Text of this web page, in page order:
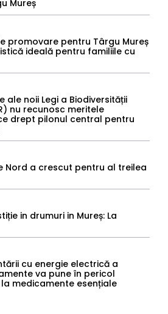
Mureș
promovare pentru Târgu Mureș
ideală pentru familiile cu
ale noii Legi a Biodiversității
nu recunosc meritele
drept pilonul central pentru
Nord a crescut pentru al treilea
in drumuri in Mureș: La
cu energie electrică a
va pune în pericol
medicamente esențiale